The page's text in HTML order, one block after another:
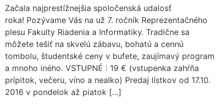
Začala najprestížnejšia spoločenská udalosť
roka! Pozývame Vás na už 7. ročník Reprezentačného
plesu Fakulty Riadenia a Informatiky. Tradične sa
môžete tešiť na skvelú zábavu, bohatú a cennú
tombolu, študentské ceny v bufete, zaujímavý program
a mnoho iného. VSTUPNÉ : 19 € (vstupenka zahŕňa
prípitok, večeru, víno a nealko) Predaj lístkov od 17.10.
2016 v pondelok až piatok […]